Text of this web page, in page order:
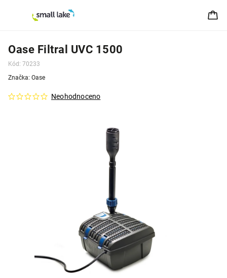
Oase Filtral UVC 1500
Kód: 70233
Neohodnoceno
Značka: Oase